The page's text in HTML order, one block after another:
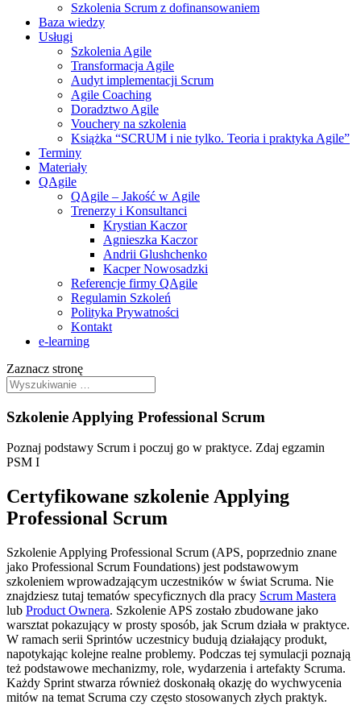
Szkolenia Scrum z dofinansowaniem
Baza wiedzy
Usługi
Szkolenia Agile
Transformacja Agile
Audyt implementacji Scrum
Agile Coaching
Doradztwo Agile
Vouchery na szkolenia
Książka “SCRUM i nie tylko. Teoria i praktyka Agile”
Terminy
Materiały
QAgile
QAgile – Jakość w Agile
Trenerzy i Konsultanci
Krystian Kaczor
Agnieszka Kaczor
Andrii Glushchenko
Kacper Nowosadzki
Referencje firmy QAgile
Regulamin Szkoleń
Polityka Prywatności
Kontakt
e‑learning
Zaznacz stronę
Szkolenie Applying Professional Scrum
Poznaj podstawy Scrum i poczuj go w praktyce. Zdaj egzamin
PSM I
Certyfikowane szkolenie Applying
Professional Scrum
Szkolenie Applying Professional Scrum (APS, poprzednio znane
jako Professional Scrum Foundations) jest podstawowym
szkoleniem wprowadzającym uczestników w świat Scruma. Nie
znajdziesz tutaj tematów specyficznych dla pracy Scrum Mastera
lub Product Ownera. Szkolenie APS zostało zbudowane jako
warsztat pokazujący w prosty sposób, jak Scrum działa w praktyce.
W ramach serii Sprintów uczestnicy budują działający produkt,
napotykając kolejne realne problemy. Podczas tej symulacji poznają
też podstawowe mechanizmy, role, wydarzenia i artefakty Scruma.
Każdy Sprint stwarza również doskonałą okazję do wychwycenia
mitów na temat Scruma czy często stosowanych złych praktyk.